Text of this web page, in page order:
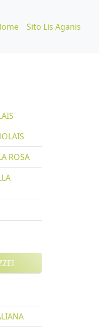
Sito Lis Aganis
ROSA